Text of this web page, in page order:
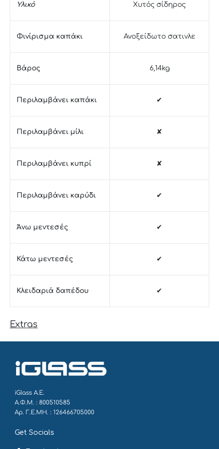
Υλικό Χυτός σίδηρος
Φινίρισμα καπάκι Ανοξείδωτο σατινλε
Βάρος 6,14kg
Περιλαμβάνει καπάκι ✔
Περιλαμβάνει μίλι ✘
Περιλαμβάνει κυπρί ✘
Περιλαμβάνει καρύδι ✔
Άνω μεντεσές ✔
Κάτω μεντεσές ✔
Κλειδαριά δαπέδου ✔
Extras
iGlass Α.Ε.
Α.Φ.Μ. : 800510585
Αρ. Γ.Ε.ΜΗ. : 126466705000
Get Socials